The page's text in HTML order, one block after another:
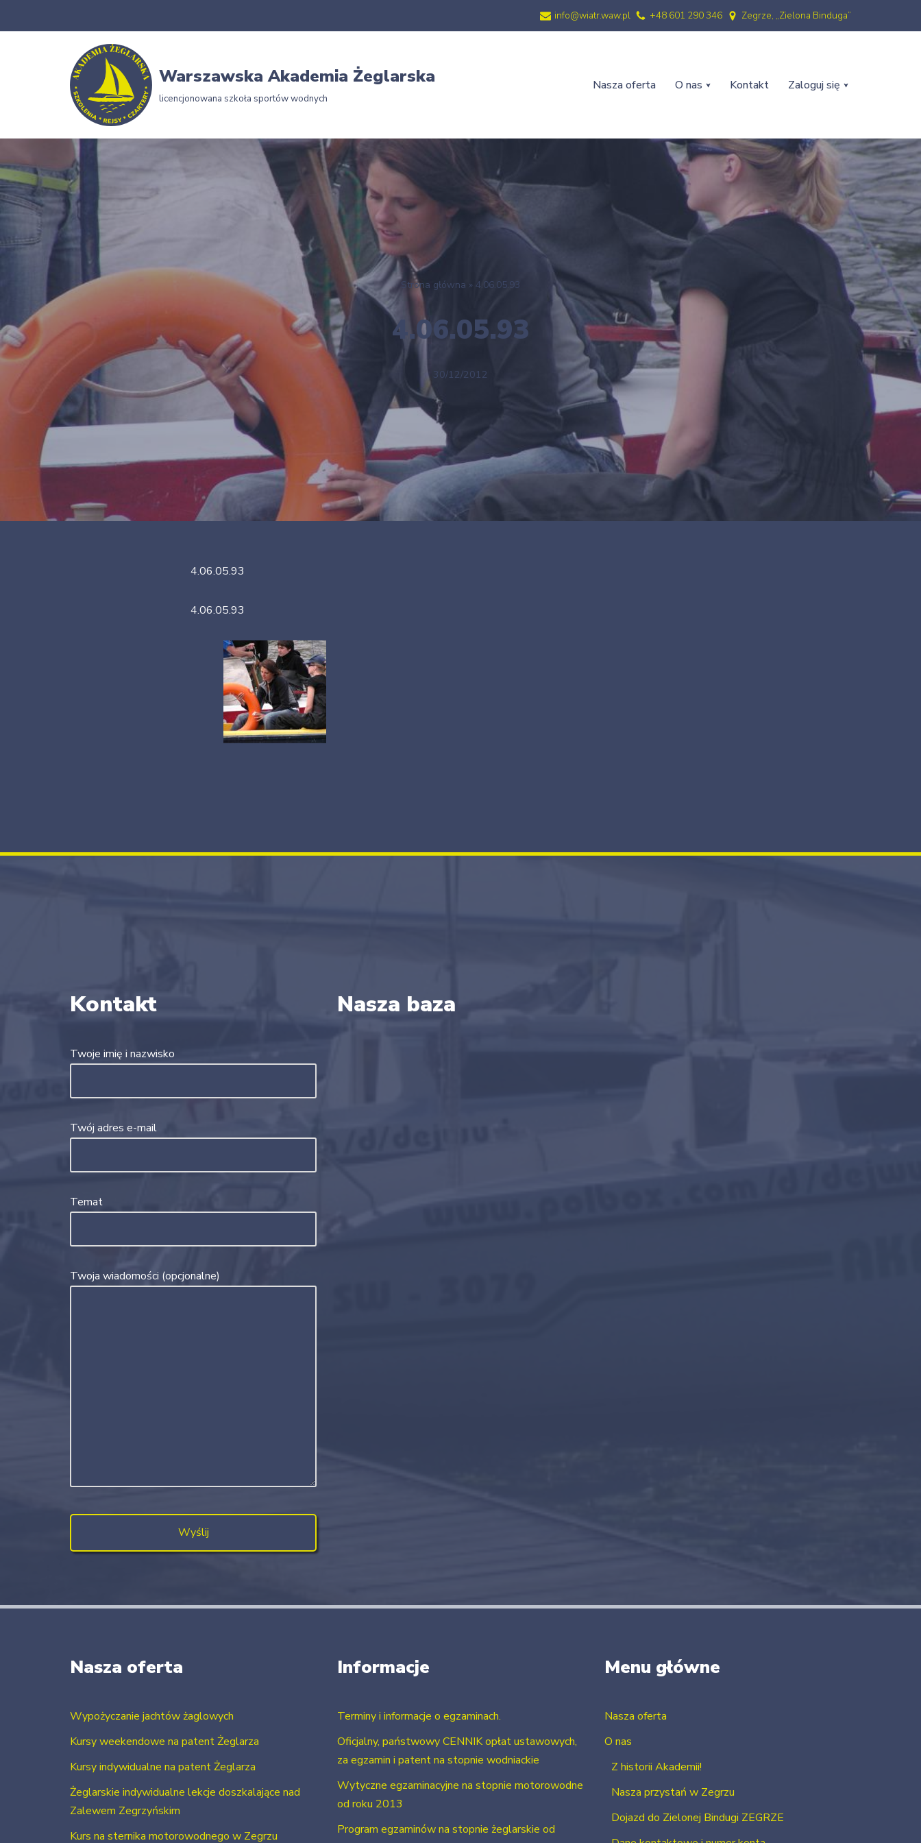
info@wiatr.waw.pl +48 601 290 346 Zegrze, „Zielona Binduga”
Warszawska Akademia Żeglarska
licencjonowana szkoła sportów wodnych
Nasza oferta O nas Kontakt Zaloguj się
Strona główna » 4.06.05.93
4.06.05.93
30/12/2012
4.06.05.93
4.06.05.93
Kontakt
Twoje imię i nazwisko
Twój adres e-mail
Temat
Twoja wiadomości (opcjonalne)
Nasza baza
Nasza oferta
Wypożyczanie jachtów żaglowych
Kursy weekendowe na patent Żeglarza
Kursy indywidualne na patent Żeglarza
Żeglarskie indywidualne lekcje doszkalające nad
Zalewem Zegrzyńskim
Kurs na sternika motorowodnego w Zegrzu
Informacje
Terminy i informacje o egzaminach.
Oficjalny, państwowy CENNIK opłat ustawowych,
za egzamin i patent na stopnie wodniackie
Wytyczne egzaminacyjne na stopnie motorowodne
od roku 2013
Program egzaminów na stopnie żeglarskie od
Menu główne
Nasza oferta
O nas
Z historii Akademii!
Nasza przystań w Zegrzu
Dojazd do Zielonej Bindugi ZEGRZE